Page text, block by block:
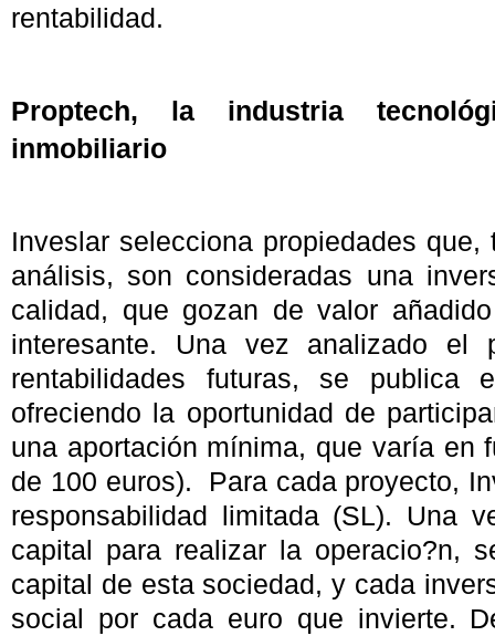
rentabilidad.
Proptech, la industria
inmobiliario
Inveslar selecciona propiedades
análisis, son consideradas una
calidad, que gozan de valor
interesante. Una vez analizado
rentabilidades futuras, se publica
ofreciendo la oportunidad de
una aportación mínima, que varía en
de 100 euros). Para cada proyecto,
responsabilidad limitada (SL). Una
capital para realizar la operacio?n,
capital de esta sociedad, y cada
social por cada euro que invierte.